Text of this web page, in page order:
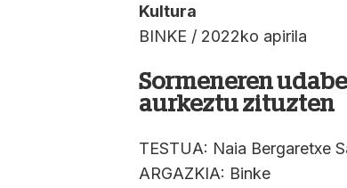
Kultura
BINKE / 2022ko apirila
Sormeneren
aurkeztu zituzten
TESTUA: Naia Bergaretxe
ARGAZKIA: Binke